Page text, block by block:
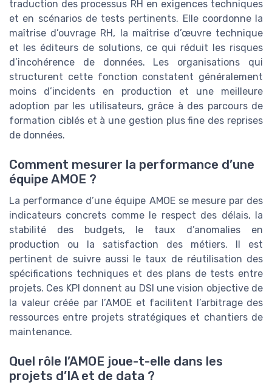
traduction des processus RH en exigences techniques
et en scénarios de tests pertinents. Elle coordonne la
maîtrise d’ouvrage RH, la maîtrise d’œuvre technique
et les éditeurs de solutions, ce qui réduit les risques
d’incohérence de données. Les organisations qui
structurent cette fonction constatent généralement
moins d’incidents en production et une meilleure
adoption par les utilisateurs, grâce à des parcours de
formation ciblés et à une gestion plus fine des reprises
de données.
Comment mesurer la performance d’une
équipe AMOE ?
La performance d’une équipe AMOE se mesure par des
indicateurs concrets comme le respect des délais, la
stabilité des budgets, le taux d’anomalies en
production ou la satisfaction des métiers. Il est
pertinent de suivre aussi le taux de réutilisation des
spécifications techniques et des plans de tests entre
projets. Ces KPI donnent au DSI une vision objective de
la valeur créée par l’AMOE et facilitent l’arbitrage des
ressources entre projets stratégiques et chantiers de
maintenance.
Quel rôle l’AMOE joue-t-elle dans les
projets d’IA et de data ?